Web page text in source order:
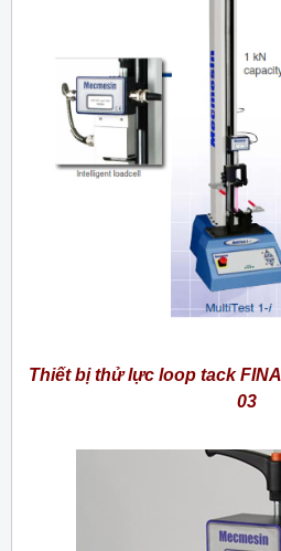
Thiết bị thử lực loop tack
03